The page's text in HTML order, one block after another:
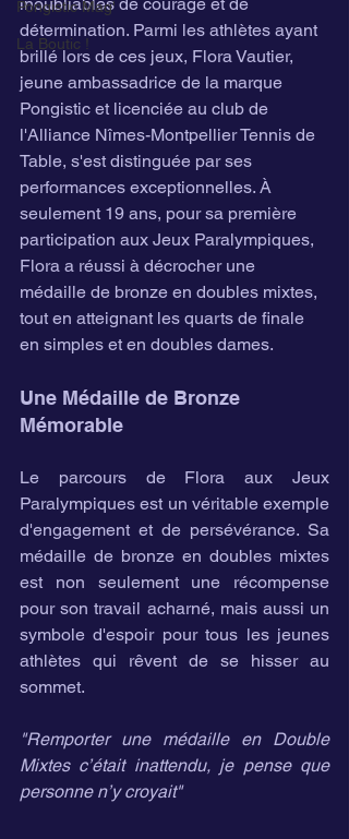
Pongistic Mag'
La Boutic !
détermination. Parmi les athlètes ayant
brillé lors de ces jeux, Flora Vautier,
jeune ambassadrice de la marque
Pongistic et licenciée au club de
l'Alliance Nîmes-Montpellier Tennis de
Table, s'est distinguée par ses
performances exceptionnelles. À
seulement 19 ans, pour sa première
participation aux Jeux Paralympiques,
Flora a réussi à décrocher une
médaille de bronze en doubles mixtes,
tout en atteignant les quarts de finale
en simples et en doubles dames.
Une Médaille de Bronze
Mémorable
Le parcours de Flora aux Jeux
Paralympiques est un véritable exemple
d'engagement et de persévérance. Sa
médaille de bronze en doubles mixtes
est non seulement une récompense
pour son travail acharné, mais aussi un
symbole d'espoir pour tous les jeunes
athlètes qui rêvent de se hisser au
sommet.
"Remporter une médaille en Double
Mixtes c’était inattendu, je pense que
personne n’y croyait"